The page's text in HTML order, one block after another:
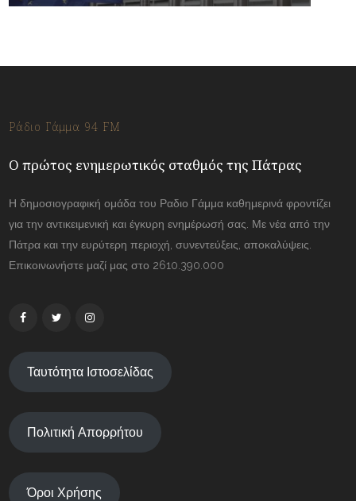
Ράδιο Γάμμα 94 FM
Ο πρώτος ενημερωτικός σταθμός της Πάτρας
Η δημοσιογραφική ομάδα του Ραδιο Γάμμα καθημερινά φροντίζει
για την αντικειμενική και έγκυρη ενημέρωσή σας. Με νέα από την
Πάτρα και την ευρύτερη περιοχή, συνεντεύξεις, αποκαλύψεις.
Επικοινωνήστε μαζί μας στο 2610.390.000
Ταυτότητα Ιστοσελίδας
Πολιτική Απορρήτου
Όροι Χρήσης